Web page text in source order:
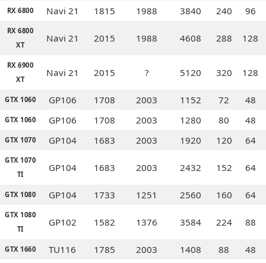
RX 6800 Navi 21 1815 1988 3840 240 96
RX 6800
XT
Navi 21 2015 1988 4608 288 128
RX 6900
XT
Navi 21 2015 ? 5120 320 128
GTX 1060 GP106 1708 2003 1152 72 48
GTX 1060 GP106 1708 2003 1280 80 48
GTX 1070 GP104 1683 2003 1920 120 64
GTX 1070
TI
GP104 1683 2003 2432 152 64
GTX 1080 GP104 1733 1251 2560 160 64
GTX 1080
TI
GP102 1582 1376 3584 224 88
GTX 1660 TU116 1785 2003 1408 88 48